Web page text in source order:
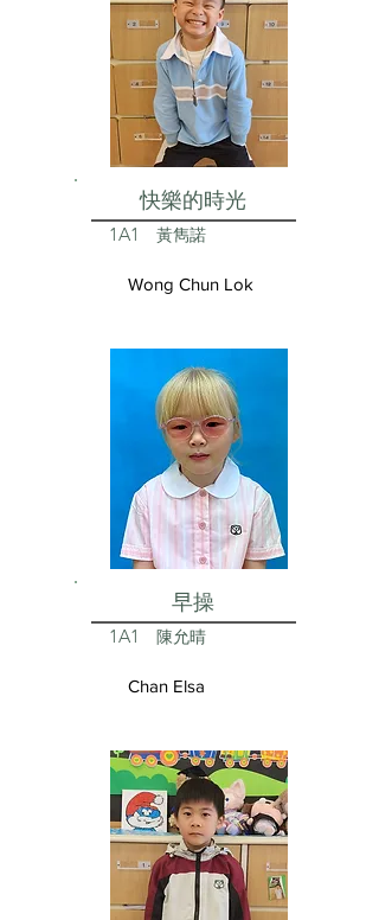
快樂的時光
1A1 黃雋諾
Wong Chun Lok
早操
1A1 陳允晴
Chan Elsa